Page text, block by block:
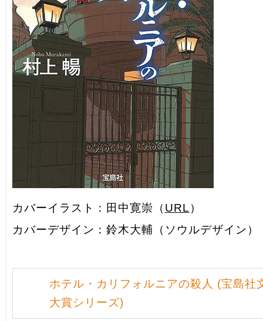
カバーイラスト：田中寛崇（ URL ）
カバーデザイン：鈴木大輔（ソウルデザイン）
ホテル・カリフォルニアの殺人 (宝島社
大賞シリーズ)